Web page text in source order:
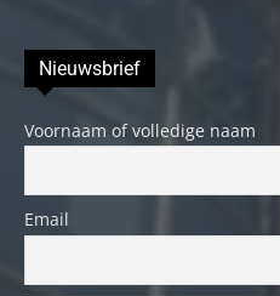
Nieuwsbrief
Voornaam of volledige naam
Email